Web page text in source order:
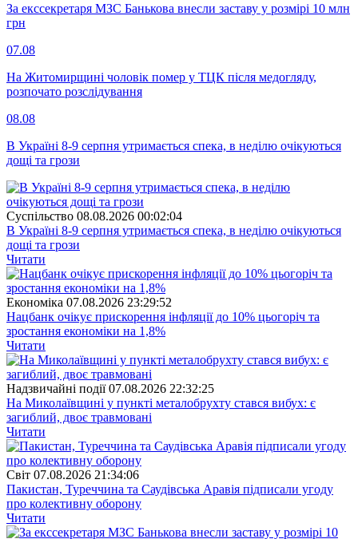
За екссекретаря МЗС Банькова внесли заставу у розмірі 10 млн
грн
07.08
На Житомирщині чоловік помер у ТЦК після медогляду,
розпочато розслідування
08.08
В Україні 8-9 серпня утримається спека, в неділю очікуються
дощі та грози
Суспiльство 08.08.2026 00:02:04
В Україні 8-9 серпня утримається спека, в неділю очікуються
дощі та грози
Читати
Економіка 07.08.2026 23:29:52
Нацбанк очікує прискорення інфляції до 10% цьогоріч та
зростання економіки на 1,8%
Читати
Надзвичайні події 07.08.2026 22:32:25
На Миколаївщині у пункті металобрухту стався вибух: є
загиблий, двоє травмовані
Читати
Свiт 07.08.2026 21:34:06
Пакистан, Туреччина та Саудівська Аравія підписали угоду
про колективну оборону
Читати